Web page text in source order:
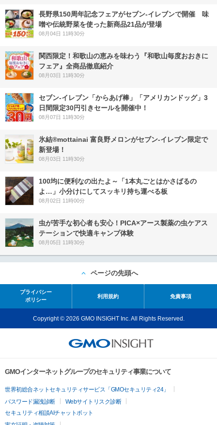
長野県150周年記念フェアがセブン-イレブンで開催 味
噌や伝統野菜を使った新商品21品が登場
08月04日 11時30分
関西限定！和歌山の恵みを味わう『和歌山毎度おおきに
フェア』全商品徹底紹介
08月03日 11時30分
セブン‐イレブン「からあげ棒」「アメリカンドッグ」3
日間限定30円引きセールを開催中！
08月07日 11時30分
氷結®mottainai 富良野メロンがセブン‐イレブン限定で
新登場！
08月03日 11時30分
100均に便利なの出たよ～「1本丸ごとはかさばるの
よ…」小分けにしてスッキリ持ち運べる板
08月02日 11時00分
虫が苦手な初心者も安心！PICA×アース製薬の虫ケアス
テーションで快適キャンプ体験
08月05日 11時30分
ページの先頭へ
プライバシー
ポリシー
利用規約 免責事項
Copyright © 2026 GMO INSIGHT Inc. All Rights Reserved.
GMOインターネットグループのセキュリティ事業について
世界初総合ネットセキュリティサービス「GMOセキュリティ24」
パスワード漏洩診断
Webサイトリスク診断
セキュリティ相談AIチャットボット